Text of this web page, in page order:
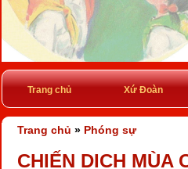
Trang chủ Xứ Đoàn
Trang chủ » Phóng sự
CHIẾN DỊCH MÙA